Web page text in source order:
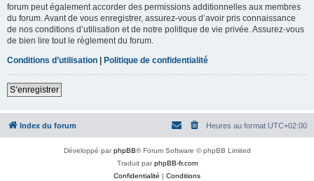
forum peut également accorder des permissions additionnelles aux membres
du forum. Avant de vous enregistrer, assurez-vous d’avoir pris connaissance
de nos conditions d’utilisation et de notre politique de vie privée. Assurez-vous
de bien lire tout le règlement du forum.
Conditions d’utilisation | Politique de confidentialité
S’enregistrer
Index du forum Heures au format UTC+02:00
Développé parphpBB® Forum Software © phpBB Limited
Traduit parphpBB-fr.com
Confidentialité | Conditions